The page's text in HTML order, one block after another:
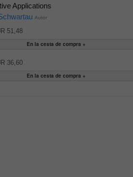
Applications
Autor
51,48
36,60